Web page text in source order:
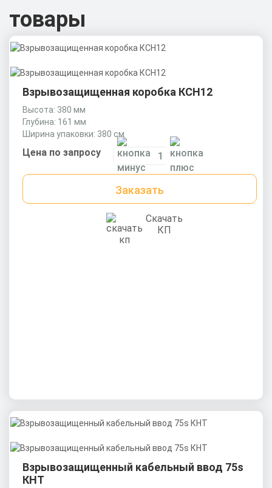
товары
Взрывозащищенная коробка КСН12
Высота: 380 мм
Глубина: 161 мм
Ширина упаковки: 380 см
Цена по запросу
Заказать
Скачать
КП
Взрывозащищенный кабельный ввод 75s
КНТ